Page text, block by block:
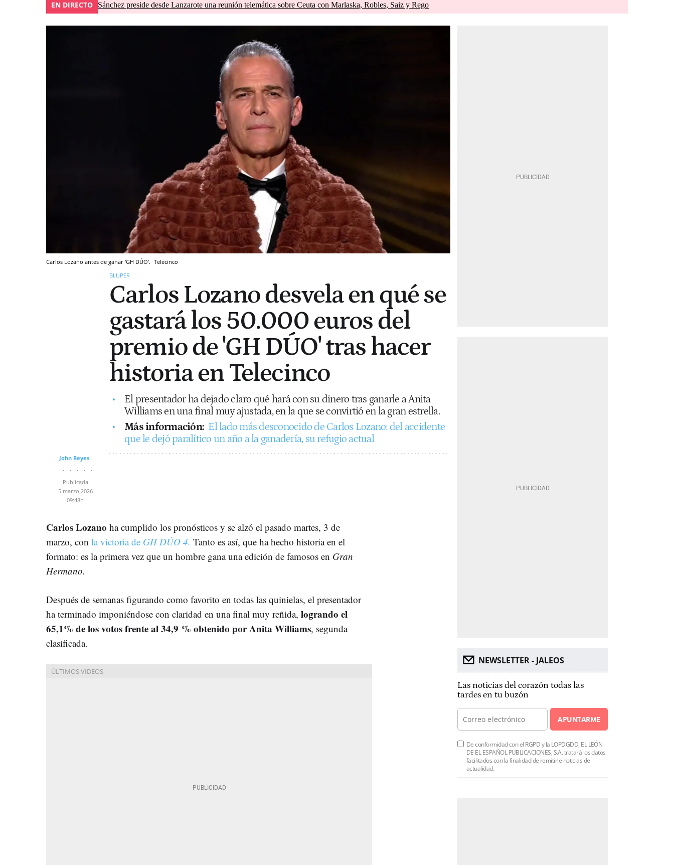
EN DIRECTO Sánchez preside desde Lanzarote una reunión telemática sobre Ceuta con Marlaska, Robles, Saiz y Rego
Carlos Lozano antes de ganar 'GH DÚO'. Telecinco
BLUPER
Carlos Lozano desvela en qué se
gastará los 50.000 euros del
premio de 'GH DÚO' tras hacer
historia en Telecinco
El presentador ha dejado claro qué hará con su dinero tras ganarle a Anita
Williams en una final muy ajustada, en la que se convirtió en la gran estrella.
Más información: El lado más desconocido de Carlos Lozano: del accidente
que le dejó paralítico un año a la ganadería, su refugio actual
John Reyes
Publicada
5 marzo 2026
09:48h
Carlos Lozano ha cumplido los pronósticos y se alzó el pasado martes, 3 de
marzo, con la victoria de GH DÚO 4. Tanto es así, que ha hecho historia en el
formato: es la primera vez que un hombre gana una edición de famosos en Gran
Hermano.
Después de semanas figurando como favorito en todas las quinielas, el presentador
ha terminado imponiéndose con claridad en una final muy reñida, logrando el
65,1% de los votos frente al 34,9 % obtenido por Anita Williams, segunda
clasificada.
NEWSLETTER - JALEOS
Las noticias del corazón todas las
tardes en tu buzón
APUNTARME
De conformidad con el RGPD y la LOPDGDD, EL LEÓN
DE EL ESPAÑOL PUBLICACIONES, S.A. tratará los datos
facilitados con la finalidad de remitirle noticias de
actualidad.